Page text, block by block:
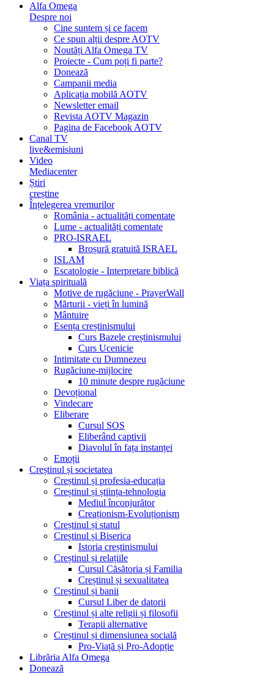
Alfa Omega
Despre noi
Cine suntem și ce facem
Ce spun alții despre AOTV
Noutăți Alfa Omega TV
Proiecte - Cum poți fi parte?
Donează
Campanii media
Aplicația mobilă AOTV
Newsletter email
Revista AOTV Magazin
Pagina de Facebook AOTV
Canal TV
live&emisiuni
Video
Mediacenter
Știri
creștine
Înțelegerea vremurilor
România - actualități comentate
Lume - actualități comentate
PRO-ISRAEL
Broșură gratuită ISRAEL
ISLAM
Escatologie - Interpretare biblică
Viața spirituală
Motive de rugăciune - PrayerWall
Mărturii - vieți în lumină
Mântuire
Esența creștinismului
Curs Bazele creștinismului
Curs Ucenicie
Intimitate cu Dumnezeu
Rugăciune-mijlocire
10 minute despre rugăciune
Devoțional
Vindecare
Eliberare
Cursul SOS
Eliberând captivii
Diavolul în fața instanței
Emoții
Creștinul și societatea
Creștinul și profesia-educația
Creștinul și știința-tehnologia
Mediul înconjurător
Creaționism-Evoluționism
Creștinul și statul
Creștinul și Biserica
Istoria creștinismului
Creștinul și relațiile
Cursul Căsătoria și Familia
Creștinul și sexualitatea
Creștinul și banii
Cursul Liber de datorii
Creștinul și alte religii și filosofii
Terapii alternative
Creștinul și dimensiunea socială
Pro-Viață și Pro-Adopție
Librăria Alfa Omega
Donează